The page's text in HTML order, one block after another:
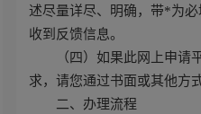
述尽量详尽、明确，带*为
收到反馈信息。
（四）如果此网上申请
求，请您通过书面或其他方
二、办理流程